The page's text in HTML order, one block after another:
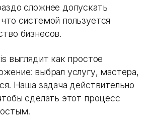
сложнее допускать
системой пользуется
бизнесов.
выглядит как простое
выбрал услугу, мастера,
Наша задача действительно
сделать этот процесс